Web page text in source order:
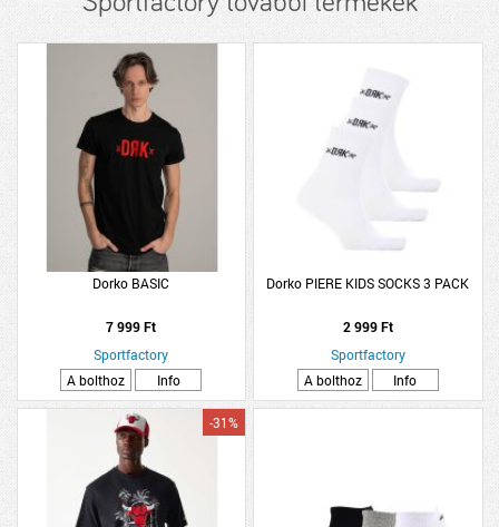
Dorko BASIC
7 999 Ft
Sportfactory
A bolthoz
Info
Dorko PIERE KIDS SOCKS 3 PACK
2 999 Ft
Sportfactory
A bolthoz
Info
-31%